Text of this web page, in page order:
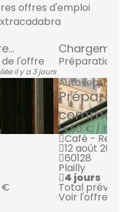
offres d'emploi
l'offre
il y a 3 jours
€
Chargement
Préparation
Auto-
14.50 € / heure
Café -
12 août 2026
60128
Plailly
4 jours
Total
Voir l'offre